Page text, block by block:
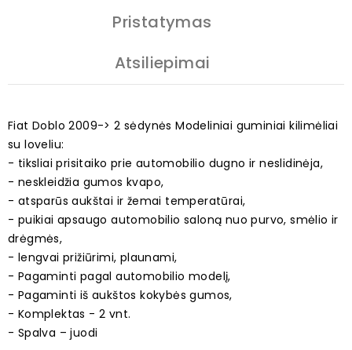
Pristatymas
Atsiliepimai
Fiat Doblo 2009-> 2 sėdynės Modeliniai guminiai kilimėliai
su loveliu:
- tiksliai prisitaiko prie automobilio dugno ir neslidinėja,
- neskleidžia gumos kvapo,
- atsparūs aukštai ir žemai temperatūrai,
- puikiai apsaugo automobilio saloną nuo purvo, smėlio ir
drėgmės,
- lengvai prižiūrimi, plaunami,
- Pagaminti pagal automobilio modelį,
- Pagaminti iš aukštos kokybės gumos,
- Komplektas - 2 vnt.
- Spalva – juodi